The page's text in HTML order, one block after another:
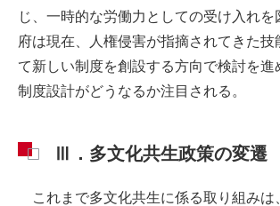
じ、一時的な労働力としての受け入れを
府は現在、人権侵害が指摘されてきた技
て新しい制度を創設する方向で検討を進
制度設計がどうなるか注目される。
Ⅲ．多文化共生政策の変遷
これまで多文化共生に係る取り組みは